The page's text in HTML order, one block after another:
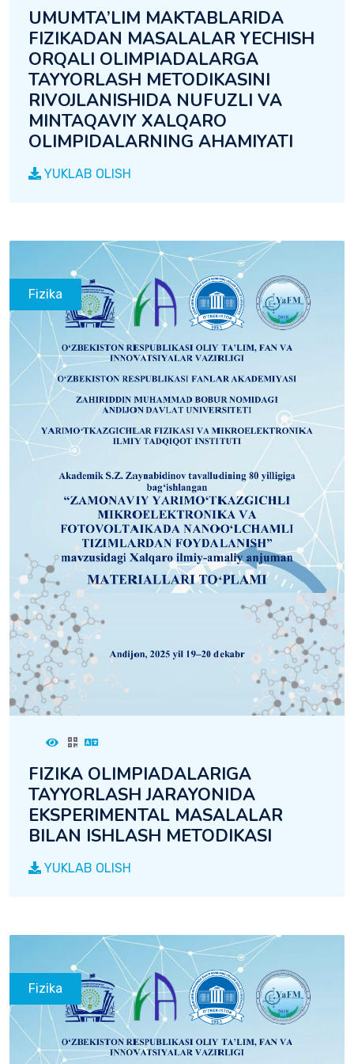
UMUMTA’LIM MAKTABLARIDA
FIZIKADAN MASALALAR YECHISH
ORQALI OLIMPIADALARGA
TAYYORLASH METODIKASINI
RIVOJLANISHIDA NUFUZLI VA
MINTAQAVIY XALQARO
OLIMPIDALARNING AHAMIYATI
YUKLAB OLISH
Fizika
FIZIKA OLIMPIADALARIGA
TAYYORLASH JARAYONIDA
EKSPERIMENTAL MASALALAR
BILAN ISHLASH METODIKASI
YUKLAB OLISH
Fizika